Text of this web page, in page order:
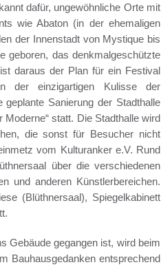
dafür, ungewöhnliche Orte mit
wie Abaton (in der ehemaligen
der Innenstadt von Mystique bis
geboren, das denkmalgeschützte
daraus der Plan für ein Festival
der einzigartigen Kulisse der
Sanierung der Stadthalle
statt. Die Stadthalle wird
die sonst für Besucher nicht
vom Kulturanker e.V. Rund
über die verschiedenen
und anderen Künstlerbereichen.
(Blüthnersaal), Spiegelkabinett
Gebäude gegangen ist, wird beim
Bauhausgedanken entsprechend